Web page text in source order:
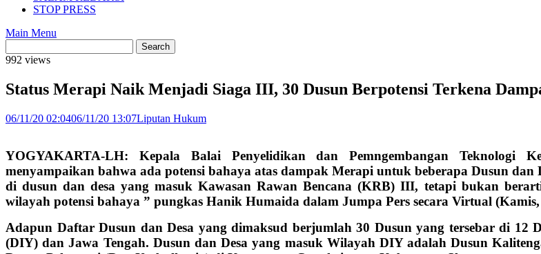
STOP PRESS
Main Menu
992 views
Status Merapi Naik Menjadi Siaga III, 30 Dusun Berpotensi Terkena
06/11/20 02:0406/11/20 13:07Liputan Hukum
YOGYAKARTA-LH: Kepala Balai Penyelidikan dan Pemngembangan Teknologi
menyampaikan bahwa ada potensi bahaya atas dampak Merapi untuk beberapa Dusun
di dusun dan desa yang masuk Kawasan Rawan Bencana (KRB) III, tetapi bukan
wilayah potensi bahaya ” pungkas Hanik Humaida dalam Jumpa Pers secara Virtual (Kamis,
Adapun Daftar Dusun dan Desa yang dimaksud berjumlah 30 Dusun yang tersebar di 12
(DIY) dan Jawa Tengah. Dusun dan Desa yang masuk Wilayah DIY adalah Dusun